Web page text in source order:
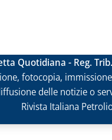
Quotidiana - Reg.
fotocopia,
delle notizie o
Rivista Italiana